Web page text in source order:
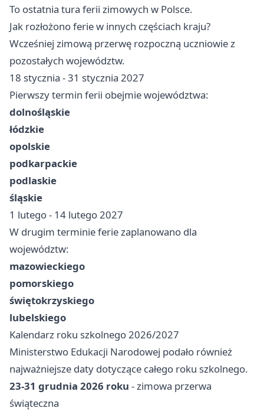
To ostatnia tura ferii zimowych w Polsce.
Jak rozłożono ferie w innych częściach kraju?
Wcześniej zimową przerwę rozpoczną uczniowie z
pozostałych województw.
18 stycznia - 31 stycznia 2027
Pierwszy termin ferii obejmie województwa:
dolnośląskie
łódzkie
opolskie
podkarpackie
podlaskie
śląskie
1 lutego - 14 lutego 2027
W drugim terminie ferie zaplanowano dla
województw:
mazowieckiego
pomorskiego
świętokrzyskiego
lubelskiego
Kalendarz roku szkolnego 2026/2027
Ministerstwo Edukacji Narodowej podało również
najważniejsze daty dotyczące całego roku szkolnego.
23-31 grudnia 2026 roku - zimowa przerwa
świąteczna